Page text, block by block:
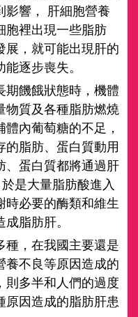
影響， 肝細胞營養
胞裡出現一些脂肪
展，就可能出現肝的
逐步喪失。
期饑餓狀態時，機體
物質及各種脂肪燃燒
內葡萄糖的不足，
的脂肪、蛋白質動用
、蛋白質都將通過肝
是大量脂肪酸進入
時必要的酶類和維生
脂肪肝。
種，在我國主要還是
養不良等原因造成的
則多半和人們的過度
原因造成的脂肪肝患